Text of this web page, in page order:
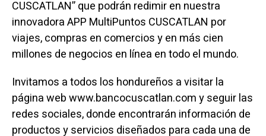
CUSCATLAN” que podrán redimir en nuestra
innovadora APP MultiPuntos CUSCATLAN por
viajes, compras en comercios y en más cien
millones de negocios en línea en todo el mundo.
Invitamos a todos los hondureños a visitar la
página web www.bancocuscatlan.com y seguir las
redes sociales, donde encontrarán información de
productos y servicios diseñados para cada una de